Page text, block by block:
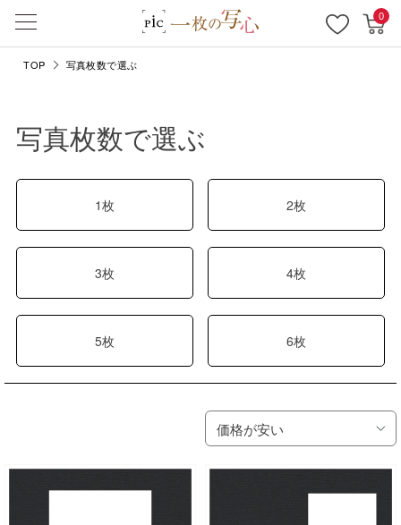
0
TOP 写真枚数で選ぶ
写真枚数で選ぶ
1枚 2枚
3枚 4枚
5枚 6枚
価格が安い